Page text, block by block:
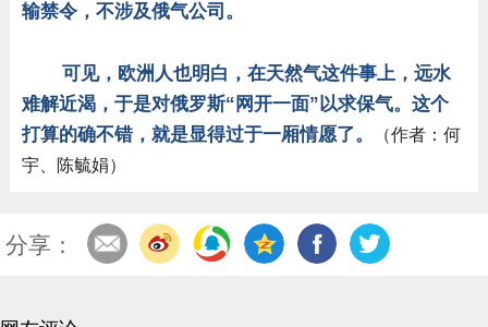
输禁令，不涉及俄气公司。
可见，欧洲人也明白，在天然气这件事上，远水
难解近渴，于是对俄罗斯“网开一面”以求保气。这个
打算的确不错，就是显得过于一厢情愿了。
（作者：何
宇、陈毓娟）
分享：